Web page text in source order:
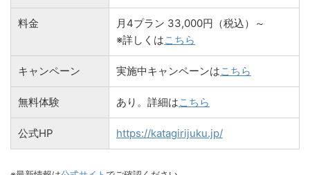
料金
月4プラン 33,000円（税込）～
※詳しくはこちら
キャンペーン 実施中キャンペーンはこちら
無料体験 あり。詳細はこちら
公式HP https://katagirijuku.jp/